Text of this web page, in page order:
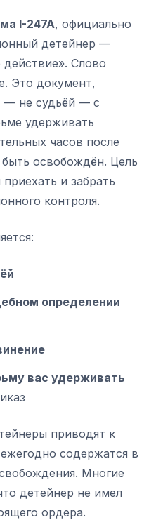
I-247A, официально
детейнер —
Слово
Это документ,
— не судьёй — с
удерживать
часов после
освобождён. Цель
и забрать
контроля.
определении
вас удерживать
приводят к
содержатся в
Многие
детейнер не имел
ордера.